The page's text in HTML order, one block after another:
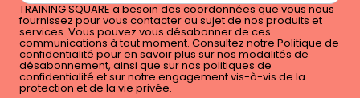
TRAINING SQUARE a besoin des coordonnées que vous nous
fournissez pour vous contacter au sujet de nos produits et
services. Vous pouvez vous désabonner de ces
communications à tout moment. Consultez notre Politique de
confidentialité pour en savoir plus sur nos modalités de
désabonnement, ainsi que sur nos politiques de
confidentialité et sur notre engagement vis-à-vis de la
protection et de la vie privée.